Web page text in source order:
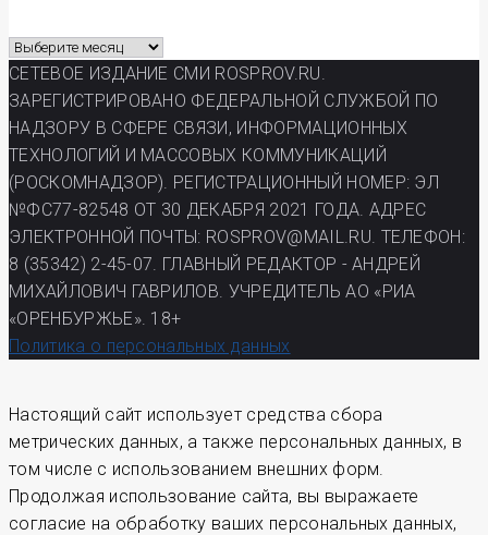
Архив
газеты
РП
СЕТЕВОЕ ИЗДАНИЕ СМИ ROSPROV.RU.
ЗАРЕГИСТРИРОВАНО ФЕДЕРАЛЬНОЙ СЛУЖБОЙ ПО
НАДЗОРУ В СФЕРЕ СВЯЗИ, ИНФОРМАЦИОННЫХ
ТЕХНОЛОГИЙ И МАССОВЫХ КОММУНИКАЦИЙ
(РОСКОМНАДЗОР). РЕГИСТРАЦИОННЫЙ НОМЕР: ЭЛ
№ФС77-82548 ОТ 30 ДЕКАБРЯ 2021 ГОДА. АДРЕС
ЭЛЕКТРОННОЙ ПОЧТЫ: ROSPROV@MAIL.RU. ТЕЛЕФОН:
8 (35342) 2-45-07. ГЛАВНЫЙ РЕДАКТОР - АНДРЕЙ
МИХАЙЛОВИЧ ГАВРИЛОВ. УЧРЕДИТЕЛЬ АО «РИА
«ОРЕНБУРЖЬЕ». 18+
Политика о персональных данных
Настоящий сайт использует средства сбора
метрических данных, а также персональных данных, в
том числе с использованием внешних форм.
Продолжая использование сайта, вы выражаете
согласие на обработку ваших персональных данных,